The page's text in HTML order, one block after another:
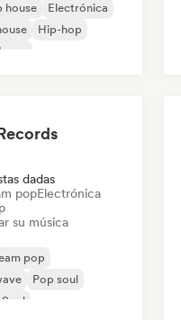
house
Electrónica
Hip-hop
dadas
popElectrónica
su música
pop
Pop soul
Soul